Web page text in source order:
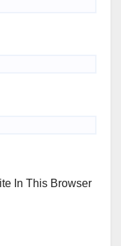
In This Browser